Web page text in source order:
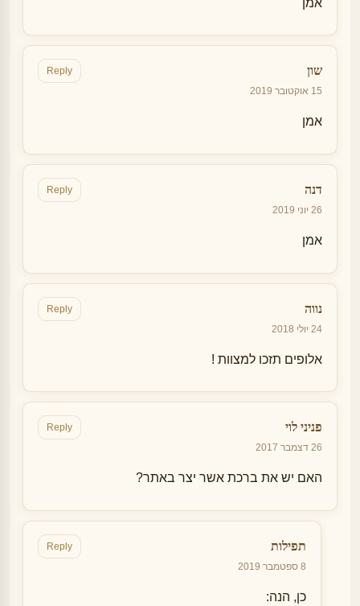
שון
15 אוקטובר 2019
Reply
אמן
דנה
26 יוני 2019
Reply
אמן
נווה
24 יולי 2018
Reply
אלופים תזכו למצוות !
פניני לוי
26 דצמבר 2017
Reply
האם יש את ברכת אשר יצר באתר?
תפילות
8 ספטמבר 2019
Reply
כן, הנה: